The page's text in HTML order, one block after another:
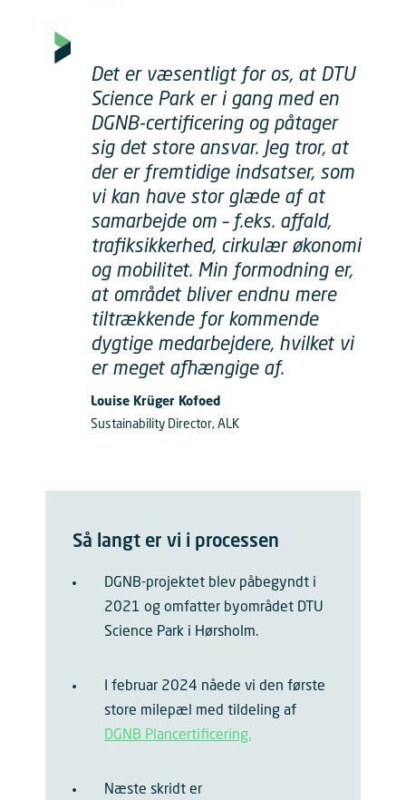
Det er væsentligt for os, at DTU
Science Park er i gang med en
DGNB-certificering og påtager
sig det store ansvar. Jeg tror, at
der er fremtidige indsatser, som
vi kan have stor glæde af at
samarbejde om – f.eks. affald,
trafiksikkerhed, cirkulær økonomi
og mobilitet. Min formodning er,
at området bliver endnu mere
tiltrækkende for kommende
dygtige medarbejdere, hvilket vi
er meget afhængige af.
Louise Krüger Kofoed
Sustainability Director, ALK
Så langt er vi i processen
DGNB-projektet blev påbegyndt i
2021 og omfatter byområdet DTU
Science Park i Hørsholm.
I februar 2024 nåede vi den første
store milepæl med tildeling af
DGNB Plancertificering.
Næste skridt er